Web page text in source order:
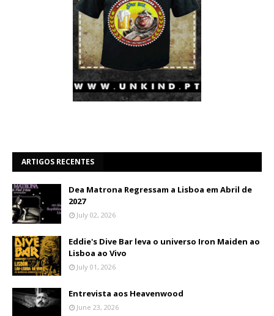
ARTIGOS RECENTES
Dea Matrona Regressam a Lisboa em Abril de
2027
July 02, 2026
Eddie's Dive Bar leva o universo Iron Maiden ao
Lisboa ao Vivo
July 01, 2026
Entrevista aos Heavenwood
June 23, 2026